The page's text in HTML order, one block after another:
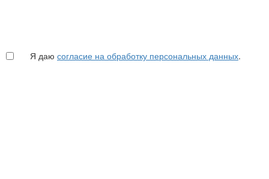
Я даю согласие на обработку персональных данных.